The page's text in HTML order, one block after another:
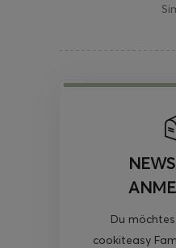
Du
cookiteasy